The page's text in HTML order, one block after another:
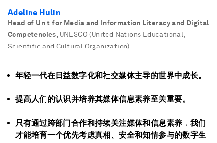
Adeline Hulin
Head of Unit for Media and Information Literacy and Digital
Competencies, UNESCO (United Nations Educational,
Scientific and Cultural Organization)
年轻一代在日益数字化和社交媒体主导的世界中成长。
提高人们的认识并培养其媒体信息素养至关重要。
只有通过跨部门合作和持续关注媒体和信息素养，我们
才能培育一个优先考虑真相、安全和知情参与的数字生